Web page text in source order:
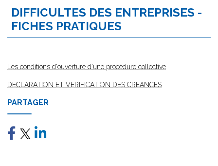
DIFFICULTES DES ENTREPRISES -
FICHES PRATIQUES
Les conditions d'ouverture d'une procédure collective
DECLARATION ET VERIFICATION DES CREANCES
PARTAGER